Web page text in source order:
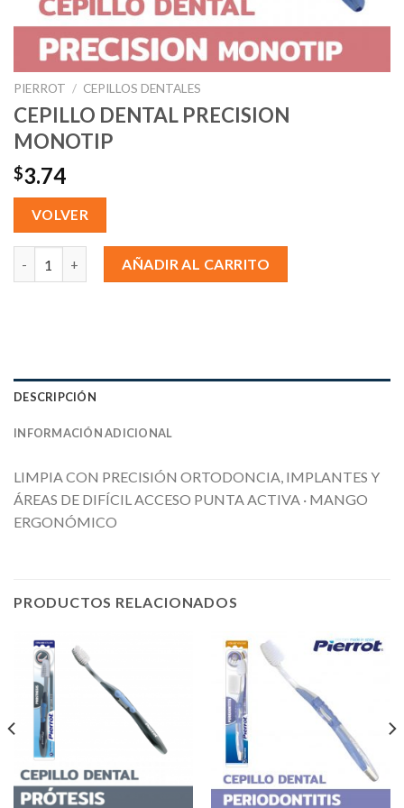
PIERROT / CEPILLOS DENTALES
CEPILLO DENTAL PRECISION
MONOTIP
$3.74
VOLVER
CEPILLO DENTAL PRECISION MONOTIP cantidad
AÑADIR AL CARRITO
DESCRIPCIÓN
INFORMACIÓN ADICIONAL
LIMPIA CON PRECISIÓN ORTODONCIA, IMPLANTES Y
ÁREAS DE DIFÍCIL ACCESO PUNTA ACTIVA · MANGO
ERGONÓMICO
PRODUCTOS RELACIONADOS